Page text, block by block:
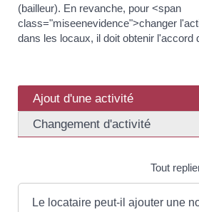
(bailleur). En revanche, pour <span
class="miseenevidence">changer
dans les locaux, il doit obtenir l'accord
Ajout d'une activité
Changement d'activité
Tout
Le locataire peut-il ajouter une